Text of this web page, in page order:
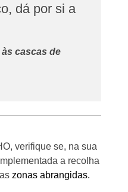
dá por si a
cascas de
verifique se, na sua
a recolha
zonas abrangidas.